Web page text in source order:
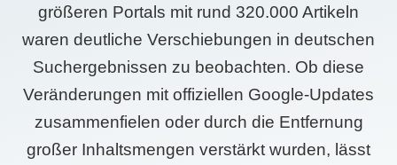
größeren Portals mit rund 320.000 Artikeln
waren deutliche Verschiebungen in deutschen
Suchergebnissen zu beobachten. Ob diese
Veränderungen mit offiziellen Google-Updates
zusammenfielen oder durch die Entfernung
großer Inhaltsmengen verstärkt wurden, lässt